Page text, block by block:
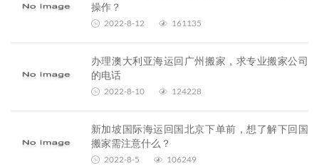
操作？
2022-8-12 161135
办理澳大利亚海运回广州搬家，求专业搬家公司
的电话
2022-8-10 124228
新加坡国际海运回国北京下单前，想了解下回国
搬家需注意什么？
2022-8-5 106249